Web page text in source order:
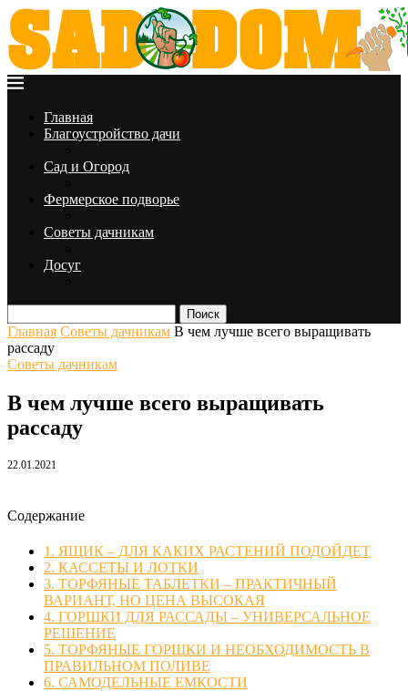
Главная
Благоустройство дачи
Сад и Огород
Фермерское подворье
Советы дачникам
Досуг
Поиск
Главная Советы дачникам В чем лучше всего выращивать
рассаду
Советы дачникам
В чем лучше всего выращивать
рассаду
22.01.2021
Содержание
1. ЯЩИК – ДЛЯ КАКИХ РАСТЕНИЙ ПОДОЙДЕТ
2. КАССЕТЫ И ЛОТКИ
3. ТОРФЯНЫЕ ТАБЛЕТКИ – ПРАКТИЧНЫЙ
ВАРИАНТ, НО ЦЕНА ВЫСОКАЯ
4. ГОРШКИ ДЛЯ РАССАДЫ – УНИВЕРСАЛЬНОЕ
РЕШЕНИЕ
5. ТОРФЯНЫЕ ГОРШКИ И НЕОБХОДИМОСТЬ В
ПРАВИЛЬНОМ ПОЛИВЕ
6. САМОДЕЛЬНЫЕ ЕМКОСТИ